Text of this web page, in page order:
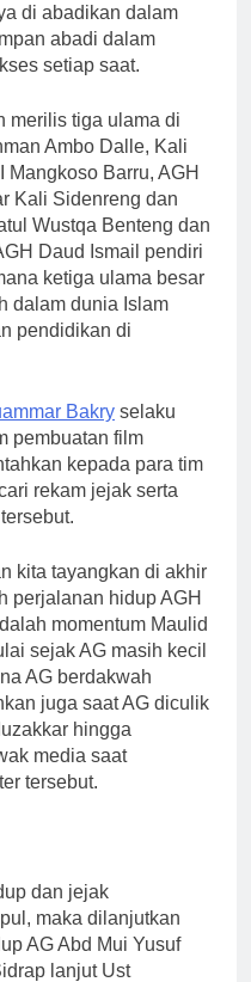
di abadikan dalam
abadi dalam
setiap saat.
merilis tiga ulama di
Ambo Dalle, Kali
Barru, AGH
Kali Sidenreng dan
Wustqa Benteng dan
Daud Ismail pendiri
ketiga ulama besar
dalam dunia Islam
pendidikan di
Bakry selaku
pembuatan film
kepada para tim
rekam jejak serta
kita tayangkan di akhir
perjalanan hidup AGH
momentum Maulid
sejak AG masih kecil
AG berdakwah
juga saat AG diculik
hingga
media saat
tersebut.
dan jejak
maka dilanjutkan
AG Abd Mui Yusuf
lanjut Ust